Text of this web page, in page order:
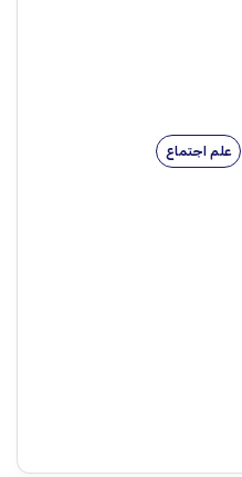
علم اجتماع